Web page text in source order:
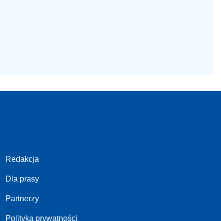
Redakcja
Dla prasy
Partnerzy
Polityka prywatności